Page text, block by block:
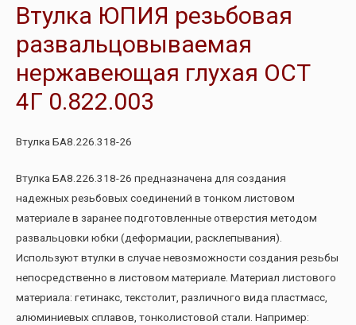
Втулка ЮПИЯ резьбовая
развальцовываемая
нержавеющая глухая ОСТ
4Г 0.822.003
Втулка БА8.226.318-26
Втулка БА8.226.318-26 предназначена для создания
надежных резьбовых соединений в тонком листовом
материале в заранее подготовленные отверстия методом
развальцовки юбки (деформации, расклепывания).
Используют втулки в случае невозможности создания резьбы
непосредственно в листовом материале. Материал листового
материала: гетинакс, текстолит, различного вида пластмасс,
алюминиевых сплавов, тонколистовой стали. Например: